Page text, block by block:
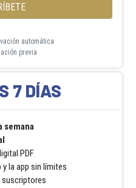
automática
previa
7 DÍAS
semana
PDF
la app sin límites